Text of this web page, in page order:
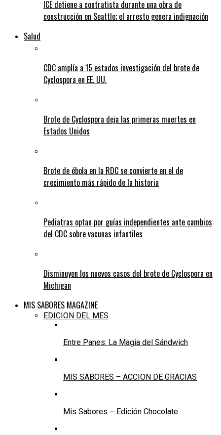
ICE detiene a contratista durante una obra de
construcción en Seattle; el arresto genera indignación
Salud
CDC amplía a 15 estados investigación del brote de
Cyclospora en EE. UU.
Brote de Cyclospora deja las primeras muertes en
Estados Unidos
Brote de ébola en la RDC se convierte en el de
crecimiento más rápido de la historia
Pediatras optan por guías independientes ante cambios
del CDC sobre vacunas infantiles
Disminuyen los nuevos casos del brote de Cyclospora en
Michigan
MIS SABORES MAGAZINE
EDICION DEL MES
Entre Panes: La Magia del Sándwich
MIS SABORES – ACCION DE GRACIAS
Mis Sabores – Edición Chocolate